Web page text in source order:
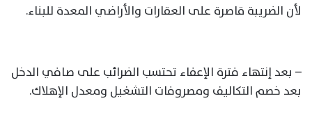
لأن الضريبة قاصرة على العقارات والأراضي المعدة للبناء.
– بعد إنتهاء فترة الإعفاء تحتسب الضرائب على صافي الدخل
بعد خصم التكاليف ومصروفات التشغيل ومعدل الإهلاك.